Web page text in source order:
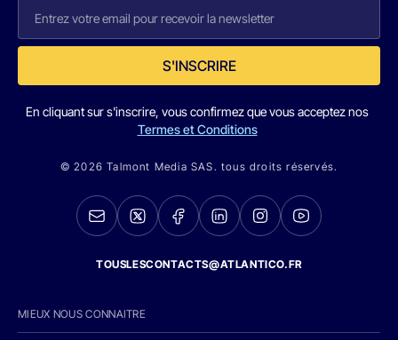
S'INSCRIRE
En cliquant sur s'inscrire, vous confirmez que vous acceptez nos
Termes et Conditions
© 2026 Talmont Media SAS. tous droits réservés.
TOUSLESCONTACTS@ATLANTICO.FR
MIEUX NOUS CONNAITRE